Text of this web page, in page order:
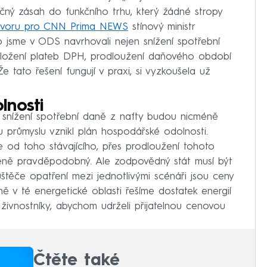
zásah do funkčního trhu, který žádné stropy
pro CNN Prima NEWS stínový ministr
jsme v ODS navrhovali nejen snížení spotřební
plateb DPH, prodloužení daňového období
tato řešení fungují v praxi, si vyzkoušela už
spotřební daně z nafty budou nicméně
průmyslu vznikl plán hospodářské odolnosti.
od toho stávajícího, přes prodloužení tohoto
pravděpodobný. Ale zodpovědný stát musí být
opatření mezi jednotlivými scénáři jsou ceny
v té energetické oblasti řešíme dostatek energií
abychom udrželi přijatelnou cenovou
Čtěte také